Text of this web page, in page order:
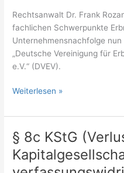
Rechtsanwalt Dr. Frank
fachlichen Schwerpunkte
Unternehmensnachfolge
„Deutsche Vereinigung für
e.V.“ (DVEV).
und
Vermögensnachfolge
e.V.
(DVEV)
Weiterlesen »
§ 8c KStG
§
8c
KStG